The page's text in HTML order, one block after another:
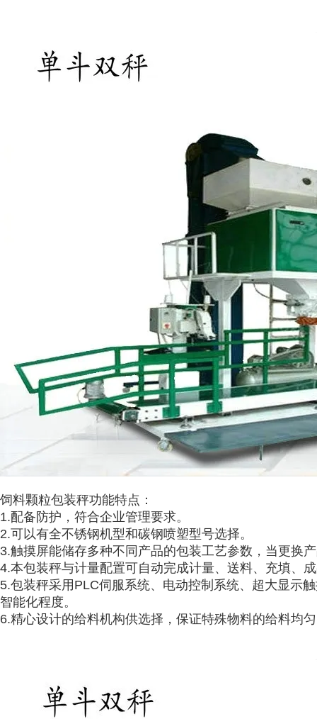
饲料颗粒包装秤功能特点：
1.配备防护，符合企业管理要求。
2.可以有全不锈钢机型和碳钢喷塑型号选择。
3.触摸屏能储存多种不同产品的包装工艺参数，当更换
4.本包装秤与计量配置可自动完成计量、送料、充填、
5.包装秤采用PLC伺服系统、电动控制系统、超大显示
智能化程度。
6.精心设计的给料机构供选择，保证特殊物料的给料均